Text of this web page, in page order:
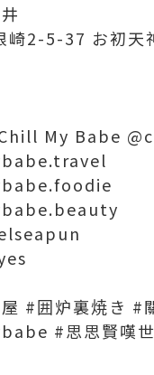
崎2-5-37 お初天
My Babe
#囲炉裏焼き #
#思思賢嘆